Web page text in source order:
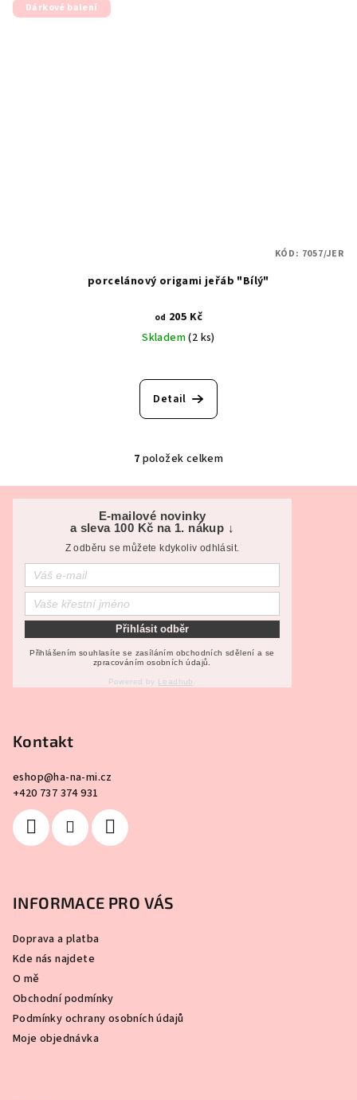
Dárkové balení
porcelánový origami jeřáb "Bílý"
od 205 Kč
Skladem(2 ks)
Detail
KÓD: 7057/JER
O
v
l
á
d
í
p
r
v
k
y
7 položek celkem
E-mailové novinky
a sleva 100 Kč na 1. nákup ↓
Z odběru se můžete kdykoliv odhlásit.
Přihlásit odběr
Přihlášením souhlasíte se zasíláním obchodních sdělení a se
zpracováním osobních údajů.
Powered by Leadhub .
Kontakt
eshop@ha-na-mi.cz
+420 737 374 931
INFORMACE PRO VÁS
Doprava a platba
Kde nás najdete
O mě
Obchodní podmínky
Podmínky ochrany osobních údajů
Moje objednávka